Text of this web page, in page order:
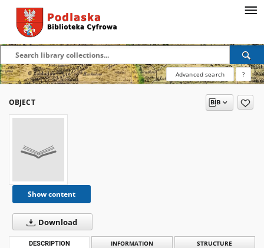
Advanced search ?
OBJECT
Show content
Download
DESCRIPTION INFORMATION STRUCTURE